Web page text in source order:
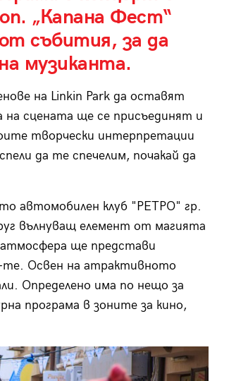
„Капана Фест“
събития, за да
музиканта.
на Linkin Park да оставят
на сцената ще се присъединят и
творчески интерпретации
да те спечелим, почакай да
aвтомобилен клуб "РЕТРО" гр.
вълнуващ елемент от магията
ще представи
те. Освен на атрактивното
Определено има по нещо за
програма в зоните за кино,